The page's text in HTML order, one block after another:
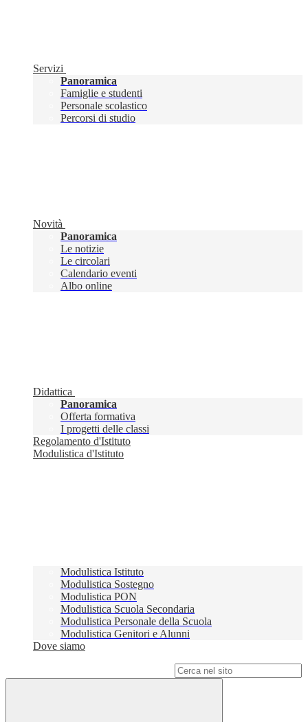
Servizi
Panoramica
Famiglie e studenti
Personale scolastico
Percorsi di studio
Novità
Panoramica
Le notizie
Le circolari
Calendario eventi
Albo online
Didattica
Panoramica
Offerta formativa
I progetti delle classi
Regolamento d'Istituto
Modulistica d'Istituto
Modulistica Istituto
Modulistica Sostegno
Modulistica PON
Modulistica Scuola Secondaria
Modulistica Personale della Scuola
Modulistica Genitori e Alunni
Dove siamo